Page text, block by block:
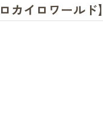
カイロワールド】